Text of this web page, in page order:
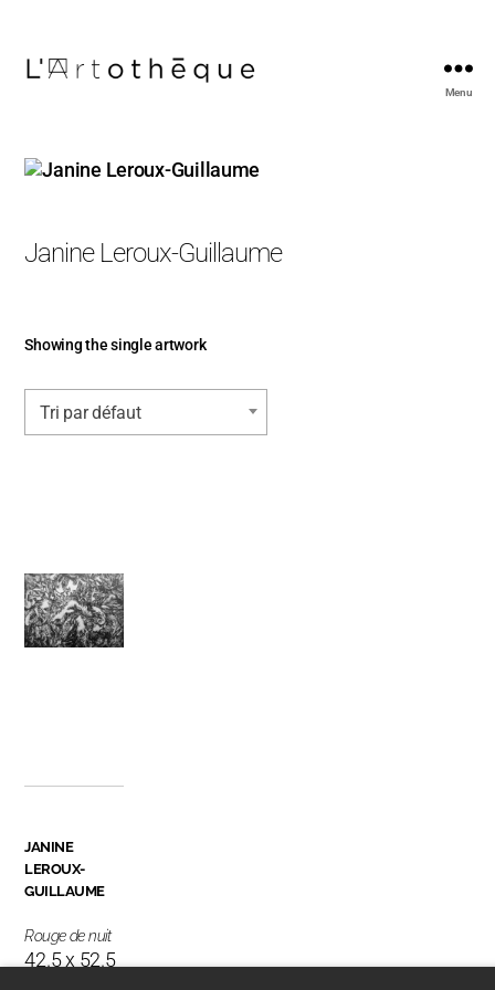
Menu
Janine Leroux-Guillaume
Showing the single artwork
Tri par défaut
JANINE
LEROUX-
GUILLAUME
Rouge de nuit
42.5 x 52.5